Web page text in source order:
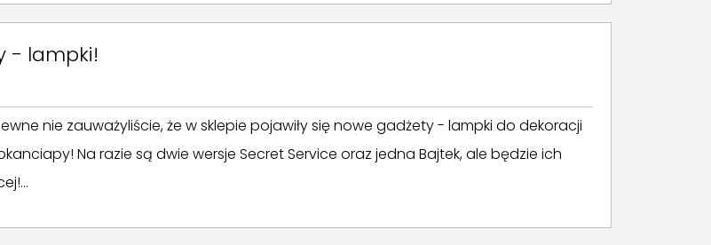
- lampki!
nie zauważyliście, że w sklepie pojawiły się nowe gadżety - lampki do dekoracji
Na razie są dwie wersje Secret Service oraz jedna Bajtek, ale będzie ich